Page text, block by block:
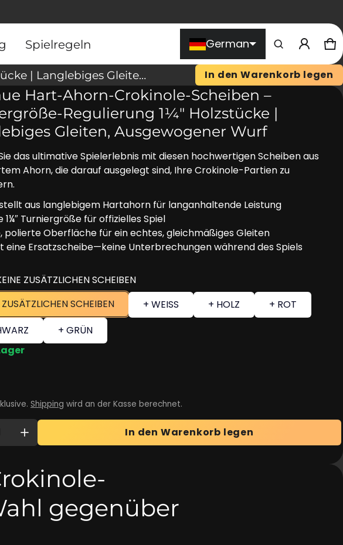
Spielregeln German 0
Produkt zum Warenkorb
Warenkorb ansehen ( )
Kasse
13 Blaue Hart‑Ahorn-Crokinole-Scheiben – Turniergröße-Regulierung 1¼″ Holzstücke | Langlebiges Gleiten, Ausgewogener Wurf In den Warenkorb legen
Hart‑Ahorn-Crokinole-Scheiben –
Regulierung 1¼″ Holzstücke |
Gleiten, Ausgewogener Wurf
das ultimative Spielerlebnis mit diesen hochwertigen Scheiben aus
Ahorn, die darauf ausgelegt sind, Ihre Crokinole-Partien zu
aus langlebigem Hartahorn für langanhaltende Leistung
1¼″ Turniergröße für offizielles Spiel
polierte Oberfläche für ein echtes, gleichmäßiges Gleiten
eine Ersatzscheibe—keine Unterbrechungen während des Spiels
ZUSÄTZLICHEN SCHEIBEN
ZUSÄTZLICHEN SCHEIBEN
+ WEISS + HOLZ
+ ROT
+ GRÜN
Shipping wird an der Kasse berechnet.
In den Warenkorb legen
gegenüber